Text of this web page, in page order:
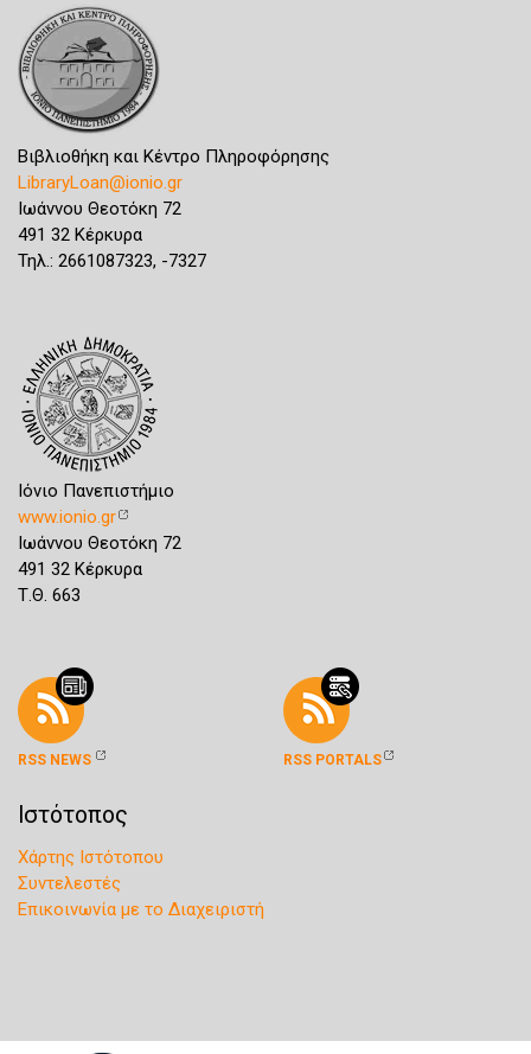
Βιβλιοθήκη και Κέντρο Πληροφόρησης
LibraryLoan@ionio.gr
Ιωάννου Θεοτόκη 72
491 32 Κέρκυρα
Τηλ.: 2661087323, -7327
Ιόνιο Πανεπιστήμιο
www.ionio.gr
Ιωάννου Θεοτόκη 72
491 32 Κέρκυρα
Τ.Θ. 663
RSS NEWS RSS PORTALS
Ιστότοπος
Χάρτης Ιστότοπου
Συντελεστές
Επικοινωνία με το Διαχειριστή